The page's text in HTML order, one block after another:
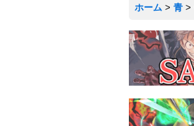
ホーム > 青 >